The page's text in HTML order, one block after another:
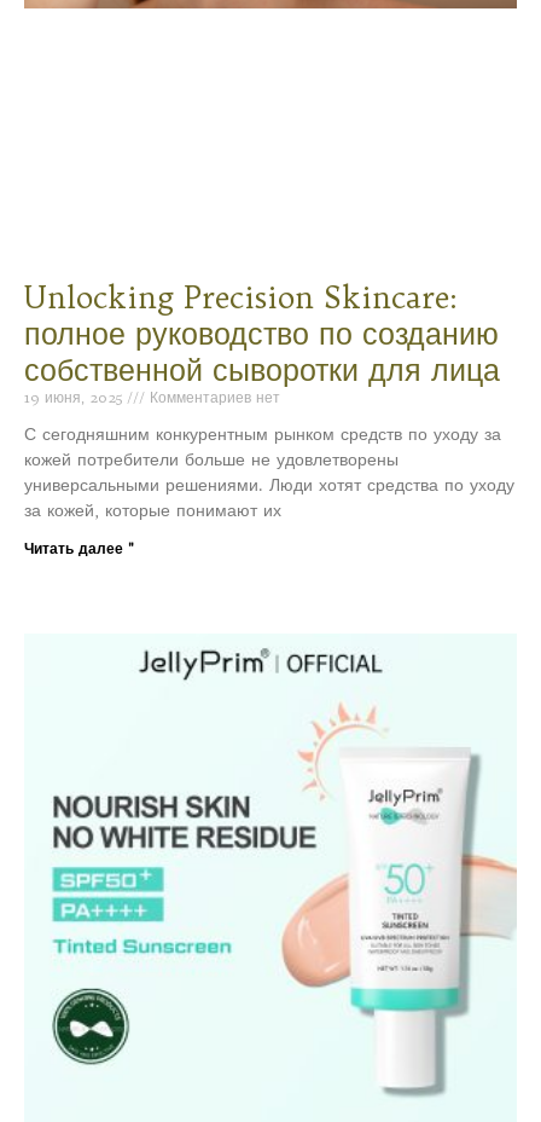
Unlocking Precision Skincare:
полное руководство по созданию
собственной сыворотки для лица
19 июня, 2025 Комментариев нет
С сегодняшним конкурентным рынком средств по уходу за
кожей потребители больше не удовлетворены
универсальными решениями. Люди хотят средства по уходу
за кожей, которые понимают их
Читать далее "